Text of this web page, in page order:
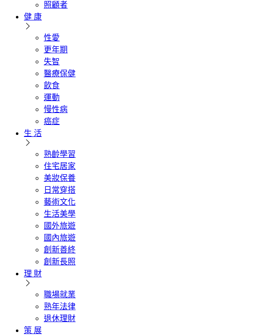
照顧者
健 康
性愛
更年期
失智
醫療保健
飲食
運動
慢性病
癌症
生 活
熟齡學習
住宅居家
美妝保養
日常穿搭
藝術文化
生活美學
國外旅遊
國內旅遊
創新善終
創新長照
理 財
職場就業
熟年法律
退休理財
策 展